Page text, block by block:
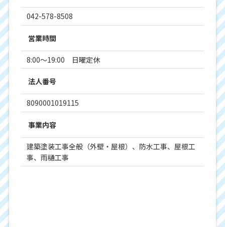
042-578-8508
営業時間
8:00～19:00 日曜定休
法人番号
8090001019115
事業内容
建築塗装工事全般（外壁・屋根）、防水工事、屋根工
事、雨樋工事